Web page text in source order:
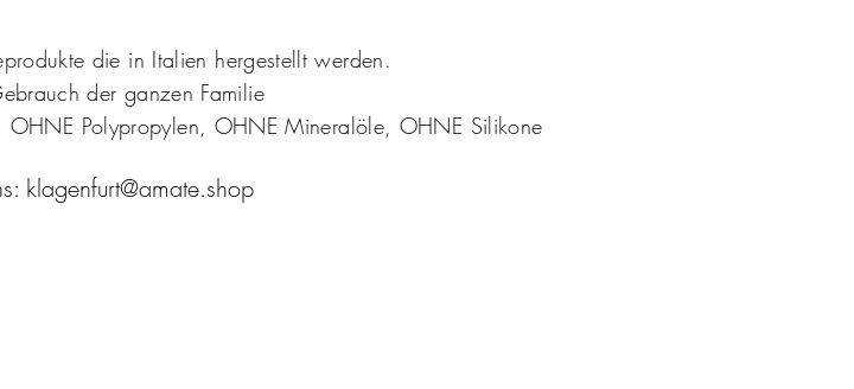
die in Italien hergestellt werden.
der ganzen Familie
OHNE Polypropylen, OHNE Mineralöle, OHNE Silikone
klagenfurt@amate.shop